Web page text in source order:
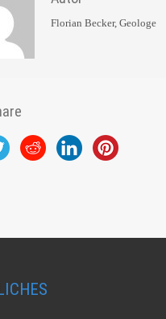
Florian Becker, Geologe